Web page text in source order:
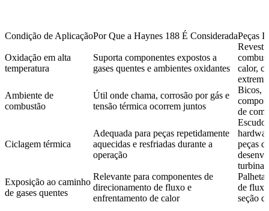
Condição de AplicaçãoPor Que a Haynes 188 É ConsideradaPeças
Oxidação em alta
temperatura
Suporta componentes expostos a
gases quentes e ambientes oxidantes
calor,
Ambiente de
combustão
Útil onde chama, corrosão por gás e
tensão térmica ocorrem juntos
Bicos,
de
Ciclagem térmica
Adequada para peças repetidamente
aquecidas e resfriadas durante a
operação
peças
Exposição ao caminho
de gases quentes
Relevante para componentes de
direcionamento de fluxo e
enfrentamento de calor
de
seção